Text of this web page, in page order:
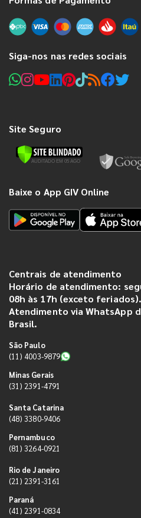
Siga-nos nas redes sociais
Site Seguro
Baixe o App GIV Online
Centrais de atendimento
Horário de atendimento:
08h às 17h (exceto feriados).
Atendimento via WhatsApp
Brasil.
São Paulo
(11) 4003-9879
Minas Gerais
(31) 2391-4791
Santa Catarina
(48) 3380-9406
Pernambuco
(81) 3264-0921
Rio de Janeiro
(21) 2391-3161
Paraná
(41) 2391-0834